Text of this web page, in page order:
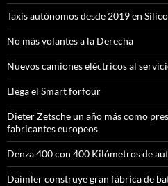
Taxis autónomos desde 2019 en
No más volantes a la Derecha
Nuevos camiones eléctricos al
Llega el Smart forfour
Dieter Zetsche un año más como
fabricantes europeos
Denza 400 con 400 Kilómetros de
Daimler construye gran fábrica de